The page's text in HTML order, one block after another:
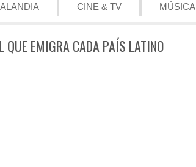
CINE & TV MÚSICA
QUE EMIGRA CADA PAÍS LATINO